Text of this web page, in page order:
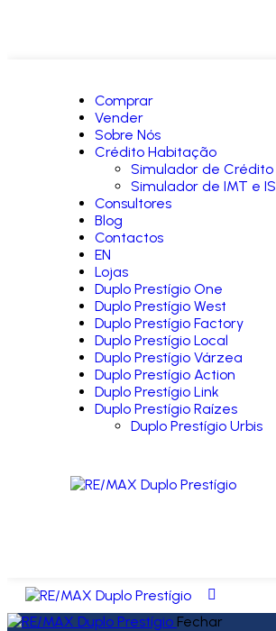
Comprar
Vender
Sobre Nós
Crédito Habitação
Simulador de Crédito
Simulador de IMT e IS
Consultores
Blog
Contactos
EN
Lojas
Duplo Prestígio One
Duplo Prestígio West
Duplo Prestígio Factory
Duplo Prestígio Local
Duplo Prestígio Várzea
Duplo Prestígio Action
Duplo Prestígio Link
Duplo Prestígio Raízes
Duplo Prestígio Urbis
Fechar